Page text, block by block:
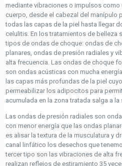
mediante vibraciones o impulsos como
cuerpo, desde el cabezal del manípulo
todas las capas de la piel hasta llegar
celulitis. En los tratamientos de belleza
tipos de ondas de choque: ondas de
planares, ondas de presión radiales y
alta frecuencia. Las ondas de choque
son ondas acústicas con mucha
las capas más profundas de la piel
permeabilizar los adipocitos para
acumulada en la zona tratada salga a la
Las ondas de presión radiales son
con menor energía que las ondas
es alisar la textura de la musculatura y
canal linfático los desechos que
tercer tipo son las vibraciones de alta
realizan reflejos de estiramiento 35